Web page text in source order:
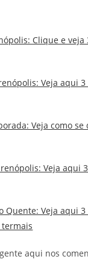
Clique e veja
Veja aqui
Veja como
Veja aqui
Quente: Veja aqui
termais
aqui nos